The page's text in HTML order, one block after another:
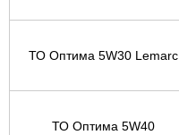
ТО Оптима 5W30 Lemarc
ТО Оптима 5W40